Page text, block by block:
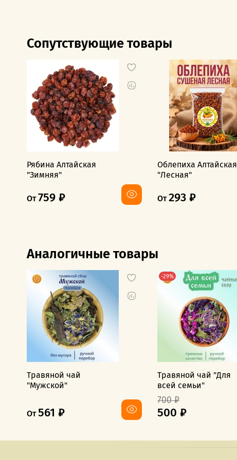
Сопутствующие товары
Рябина Алтайская
"Зимняя"
От 759 ₽
Облепиха Алтайская
"Лесная"
От 293 ₽
Аналогичные товары
Травяной чай
"Мужской"
От 561 ₽
-29%
Травяной чай "Для
всей семьи"
700 ₽
500 ₽